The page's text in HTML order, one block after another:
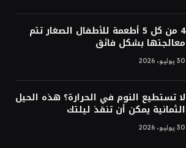
4 من كل 5 أطعمة للأطفال الصغار تتم
معالجتها بشكل فائق
30 يوليو، 2026
لا تستطيع النوم في الحرارة؟ هذه الحيل
الثمانية يمكن أن تنقذ ليلتك
30 يوليو، 2026